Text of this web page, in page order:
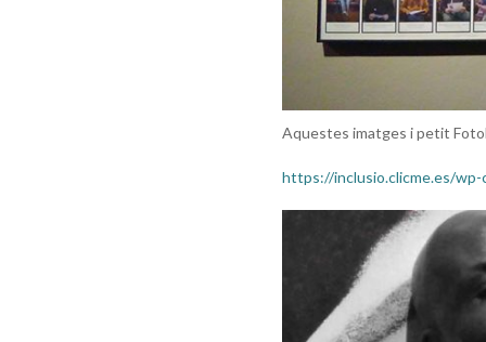
Aquestes imatges i petit
https://inclusio.clicme.es/